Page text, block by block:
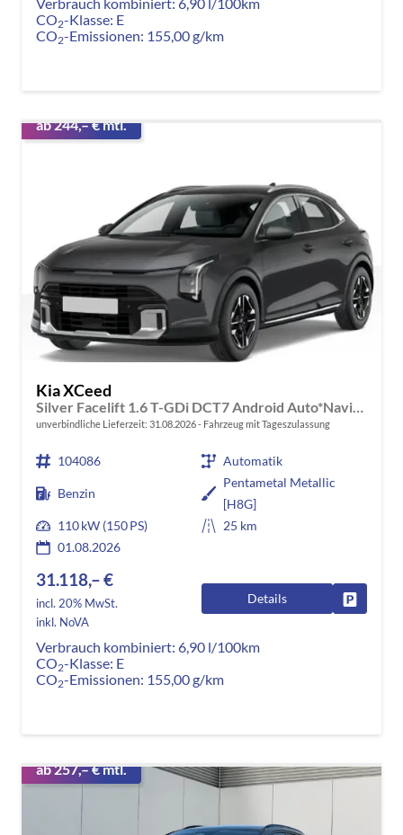
CO2-Klasse: E
CO2-Emissionen: 155,00 g/km
ab 244,– € mtl.
Kia XCeed
Silver Facelift 1.6 T-GDi DCT7 Android Auto*Navi*SHZ*Kamera*2Z-Klimaauto*PrivacyGlas
unverbindliche Lieferzeit: 31.08.2026 Fahrzeug mit Tageszulassung
104086 Automatik
Benzin
Pentametal Metallic
[H8G]
110 kW (150 PS)
25 km
01.08.2026
31.118,– €
incl. 20% MwSt.
inkl. NoVA
Details
Verbrauch kombiniert: 6,90 l/100km
CO2-Klasse: E
CO2-Emissionen: 155,00 g/km
ab 257,– € mtl.